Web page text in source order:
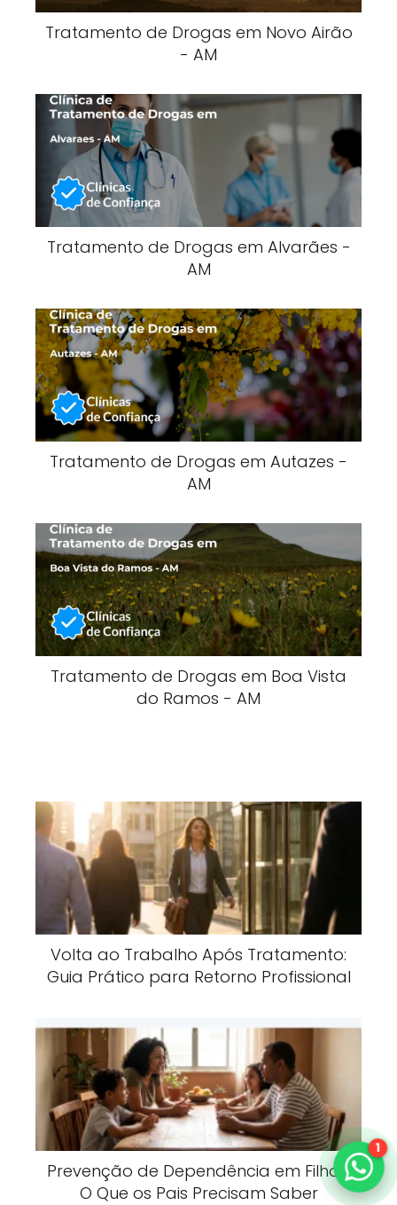
Tratamento de Drogas em Novo Airão
- AM
Tratamento de Drogas em Alvarães -
AM
Tratamento de Drogas em Autazes -
AM
Tratamento de Drogas em Boa Vista
do Ramos - AM
Volta ao Trabalho Após Tratamento:
Guia Prático para Retorno Profissional
Prevenção de Dependência em Filhos:
O Que os Pais Precisam Saber
1